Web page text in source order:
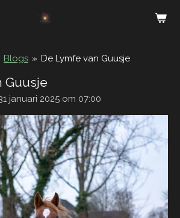
Blogs » De Lymfe van Guusje
Guusje
januari 2025 om 07:00